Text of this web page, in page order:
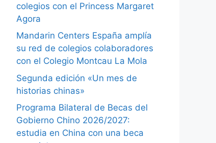
colegios con el Princess Margaret
Agora
Mandarin Centers España amplía
su red de colegios colaboradores
con el Colegio Montcau La Mola
Segunda edición «Un mes de
historias chinas»
Programa Bilateral de Becas del
Gobierno Chino 2026/2027:
estudia en China con una beca